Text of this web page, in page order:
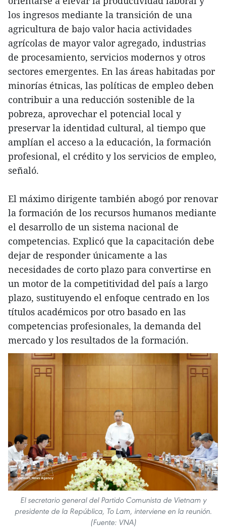
los ingresos mediante la transición de una
agricultura de bajo valor hacia actividades
agrícolas de mayor valor agregado, industrias
de procesamiento, servicios modernos y otros
sectores emergentes. En las áreas habitadas por
minorías étnicas, las políticas de empleo deben
contribuir a una reducción sostenible de la
pobreza, aprovechar el potencial local y
preservar la identidad cultural, al tiempo que
amplían el acceso a la educación, la formación
profesional, el crédito y los servicios de empleo,
señaló.
El máximo dirigente también abogó por renovar
la formación de los recursos humanos mediante
el desarrollo de un sistema nacional de
competencias. Explicó que la capacitación debe
dejar de responder únicamente a las
necesidades de corto plazo para convertirse en
un motor de la competitividad del país a largo
plazo, sustituyendo el enfoque centrado en los
títulos académicos por otro basado en las
competencias profesionales, la demanda del
mercado y los resultados de la formación.
El secretario general del Partido Comunista de Vietnam y
presidente de la República, To Lam, interviene en la reunión.
(Fuente: VNA)